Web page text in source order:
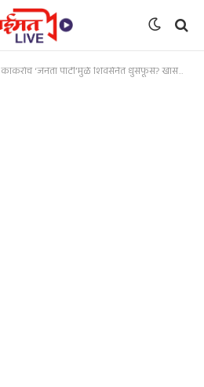
कॉकरोच ‘जनता पार्टी’मुळे शिवसेनेत धुसफूस? खासदारांच्या वक्तव्यावर बैठकीत तापले राजकारण